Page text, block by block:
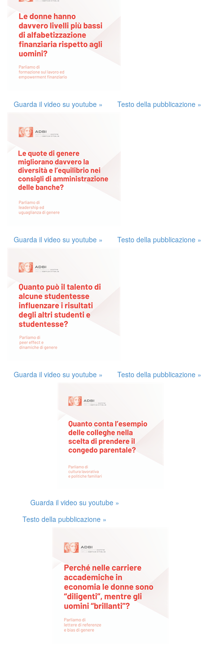
Guarda il video su youtube » Testo della pubblicazione »
Guarda il video su youtube » Testo della pubblicazione »
Guarda il video su youtube » Testo della pubblicazione »
Guarda il video su youtube »
Testo della pubblicazione »